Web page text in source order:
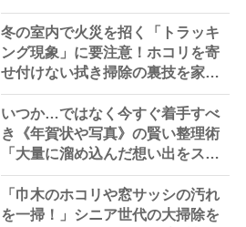
ン不足など実態調査で課題が浮き
彫りに
冬の室内で火災を招く「トラッキ
ング現象」に要注意！ホコリを寄
せ付けない拭き掃除の裏技を家事
アドバイザーが伝授
いつか…ではなく今すぐ着手すべ
き《年賀状や写真》の賢い整理術
「大量に溜め込んだ想い出をスッ
キリ整頓」で心も晴れやかに！
「巾木のホコリや窓サッシの汚れ
を一掃！」シニア世代の大掃除を